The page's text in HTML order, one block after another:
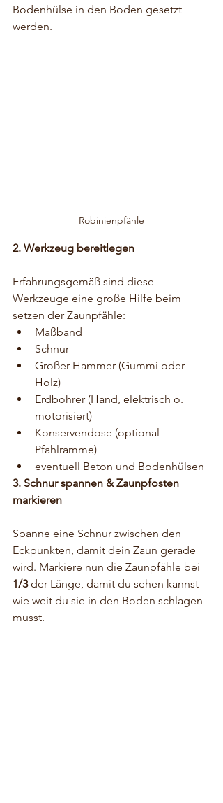
Bodenhülse in den Boden gesetzt
werden.
Robinienpfähle
2. Werkzeug bereitlegen
Erfahrungsgemäß sind diese
Werkzeuge eine große Hilfe beim
setzen der Zaunpfähle:
Maßband
Schnur
Großer Hammer (Gummi oder
Holz)
Erdbohrer (Hand, elektrisch o.
motorisiert)
Konservendose (optional
Pfahlramme)
eventuell Beton und Bodenhülsen
3. Schnur spannen & Zaunpfosten
markieren
Spanne eine Schnur zwischen den
Eckpunkten, damit dein Zaun gerade
wird. Markiere nun die Zaunpfähle bei
1/3 der Länge, damit du sehen kannst
wie weit du sie in den Boden schlagen
musst.